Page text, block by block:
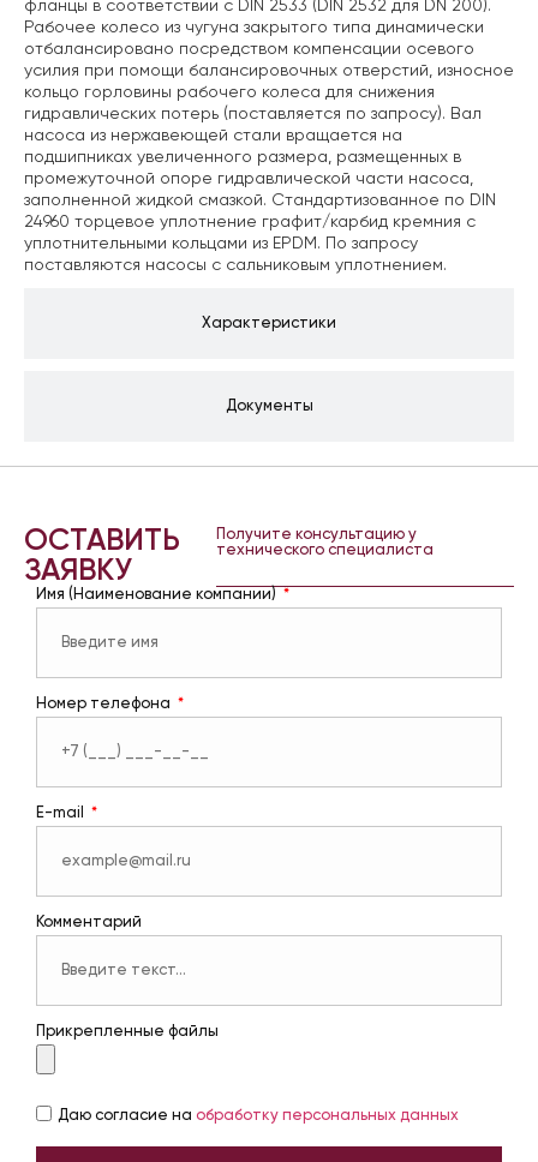
Характеристики
Документы
фланцы в соответствии с DIN 2533 (DIN 2532 для DN 200).
Рабочее колесо из чугуна закрытого типа динамически
отбалансировано посредством компенсации осевого
усилия при помощи балансировочных отверстий, износное
кольцо горловины рабочего колеса для снижения
гидравлических потерь (поставляется по запросу). Вал
насоса из нержавеющей стали вращается на
подшипниках увеличенного размера, размещенных в
промежуточной опоре гидравлической части насоса,
заполненной жидкой смазкой. Стандартизованное по DIN
24960 торцевое уплотнение графит/карбид кремния с
уплотнительными кольцами из EPDM. По запросу
поставляются насосы с сальниковым уплотнением.
ОСТАВИТЬ
ЗАЯВКУ
Получите консультацию у
технического специалиста
Имя (Наименование компании)
Номер телефона
E-mail
Комментарий
Прикрепленные файлы
Даю согласие на обработку персональных данных